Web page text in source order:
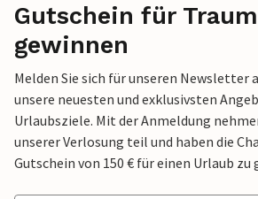
Gutschein für
gewinnen
Melden Sie sich für unseren Newsletter
unsere neuesten und exklusivsten
Urlaubsziele. Mit der Anmeldung
unserer Verlosung teil und haben die
Gutschein von 150 € für einen Urlaub zu